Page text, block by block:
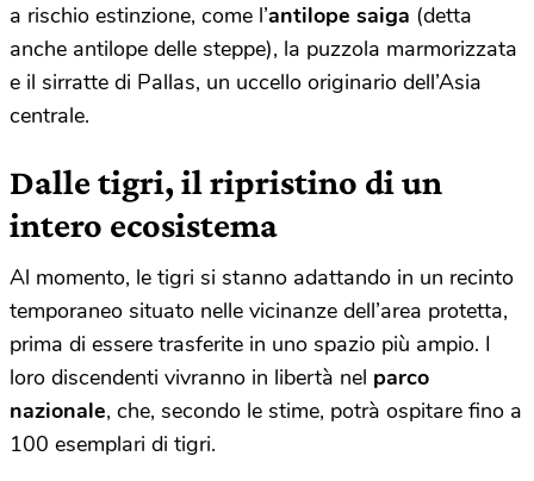
a rischio estinzione, come l’antilope saiga (detta
anche antilope delle steppe), la puzzola marmorizzata
e il sirratte di Pallas, un uccello originario dell’Asia
centrale.
Dalle tigri, il ripristino di un
intero ecosistema
Al momento, le tigri si stanno adattando in un recinto
temporaneo situato nelle vicinanze dell’area protetta,
prima di essere trasferite in uno spazio più ampio. I
loro discendenti vivranno in libertà nel parco
nazionale, che, secondo le stime, potrà ospitare fino a
100 esemplari di tigri.